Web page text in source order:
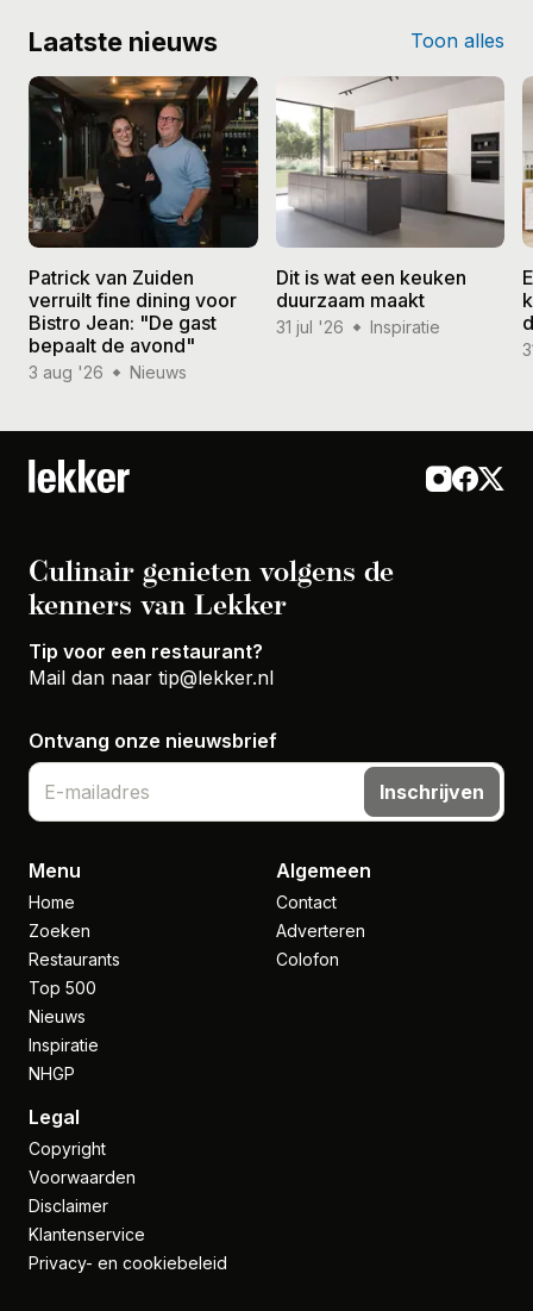
Laatste nieuws Toon alles
Patrick van Zuiden
verruilt fine dining voor
Bistro Jean: "De gast
bepaalt de avond"
3 aug '26 Nieuws
Dit is wat een keuken
duurzaam maakt
31 jul '26 Inspiratie
Culinair genieten volgens de
kenners van Lekker
Tip voor een restaurant?
Mail dan naar tip@lekker.nl
Ontvang onze nieuwsbrief
Inschrijven
Menu
Home
Zoeken
Restaurants
Top 500
Nieuws
Inspiratie
NHGP
Algemeen
Contact
Adverteren
Colofon
Legal
Copyright
Voorwaarden
Disclaimer
Klantenservice
Privacy- en cookiebeleid